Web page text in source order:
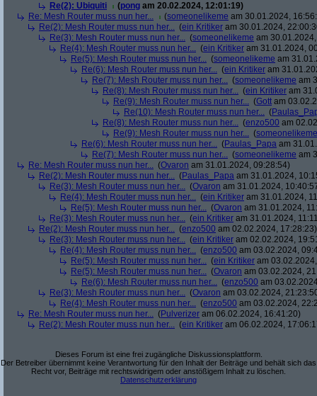
Re(2): Ubiquiti (pong am 20.02.2024, 12:01:19)
Re: Mesh Router muss nun her...
(someonelikeme am 30.01.2024,
Re(2): Mesh Router muss nun her... (ein Kritiker am 30.01.2024,
Re(3): Mesh Router muss nun her... (someonelikeme am
Re(4): Mesh Router muss nun her... (ein Kritiker am 31.01.2024,
Re(5): Mesh Router muss nun her... (someonelikeme am
Re(6): Mesh Router muss nun her... (ein Kritiker am
Re(7): Mesh Router muss nun her... (someonelikeme am
Re(8): Mesh Router muss nun her... (ein Kritiker am
Re(9): Mesh Router muss nun her... (Gott am
Re(10): Mesh Router muss nun her... (
Re(8): Mesh Router muss nun her... (enzo500 am
Re(9): Mesh Router muss nun her... (someonelikeme
Re(6): Mesh Router muss nun her... (Paulas_Papa am
Re(7): Mesh Router muss nun her... (someonelikeme am
Re: Mesh Router muss nun her... (Ovaron am 31.01.2024, 09:28:54)
Re(2): Mesh Router muss nun her... (Paulas_Papa am 31.01.2024,
Re(3): Mesh Router muss nun her... (Ovaron am 31.01.2024,
Re(4): Mesh Router muss nun her... (ein Kritiker am 31.01.2024,
Re(5): Mesh Router muss nun her... (Ovaron am 31.01.2024,
Re(3): Mesh Router muss nun her... (ein Kritiker am 31.01.2024,
Re(2): Mesh Router muss nun her... (enzo500 am 02.02.2024, 17:28:23)
Re(3): Mesh Router muss nun her... (ein Kritiker am 02.02.2024,
Re(4): Mesh Router muss nun her... (enzo500 am 03.02.2024,
Re(5): Mesh Router muss nun her... (ein Kritiker am
Re(5): Mesh Router muss nun her... (Ovaron am 03.02.2024,
Re(6): Mesh Router muss nun her... (enzo500 am
Re(3): Mesh Router muss nun her... (Ovaron am 03.02.2024,
Re(4): Mesh Router muss nun her... (enzo500 am 03.02.2024,
Re: Mesh Router muss nun her... (Pulverizer am 06.02.2024, 16:41:20)
Re(2): Mesh Router muss nun her... (ein Kritiker am 06.02.2024,
Dieses Forum ist eine frei zugängliche Diskussionsplattform.
Der Betreiber übernimmt keine Verantwortung für den Inhalt der Beiträge und behält sich das
Recht vor, Beiträge mit rechtswidrigem oder anstößigem Inhalt zu löschen.
Datenschutzerklärung